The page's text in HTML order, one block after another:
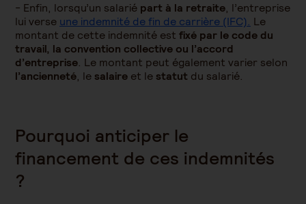
- Enfin, lorsqu’un salarié part à la retraite, l’entreprise
lui verse une indemnité de fin de carrière (IFC). Le
montant de cette indemnité est fixé par le code du
travail, la convention collective ou l’accord
d’entreprise. Le montant peut également varier selon
l’ancienneté, le salaire et le statut du salarié.
Pourquoi anticiper le
financement de ces indemnités
?